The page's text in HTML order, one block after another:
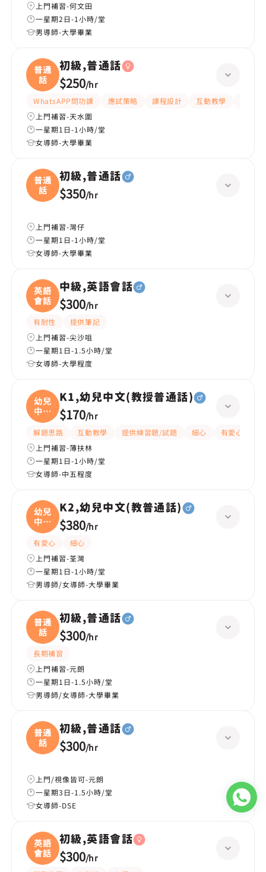
上門補習-何文田
一星期2日-1小時/堂
男導師-大學畢業
普通
話
初級,普通話
$250/hr
WhatsAPP問功課 應試策略 課程設計 互動教學
上門補習-天水圍
一星期1日-1小時/堂
女導師-大學畢業
普通
話
初級,普通話
$350/hr
上門補習-灣仔
一星期1日-1小時/堂
女導師-大學畢業
英語
會話
中級,英語會話
$300/hr
有耐性
提供筆記
上門補習-尖沙咀
一星期1日-1.5小時/堂
女導師-大學程度
幼兒
中文
(
K1,幼兒中文(教授普通話)
$170/hr
解題思路 互動教學 提供練習題/試題 細心 有愛心
上門補習-薄扶林
一星期1日-1小時/堂
女導師-中五程度
幼兒
中文
(
K2,幼兒中文(教普通話)
$380/hr
有愛心
細心
上門補習-荃灣
一星期1日-1小時/堂
男導師/女導師-大學畢業
普通
話
初級,普通話
$300/hr
長期補習
上門補習-元朗
一星期1日-1.5小時/堂
男導師/女導師-大學畢業
普通
話
初級,普通話
$300/hr
上門/視像皆可-元朗
一星期3日-1.5小時/堂
女導師-DSE
英語
會話
初級,英語會話
$300/hr